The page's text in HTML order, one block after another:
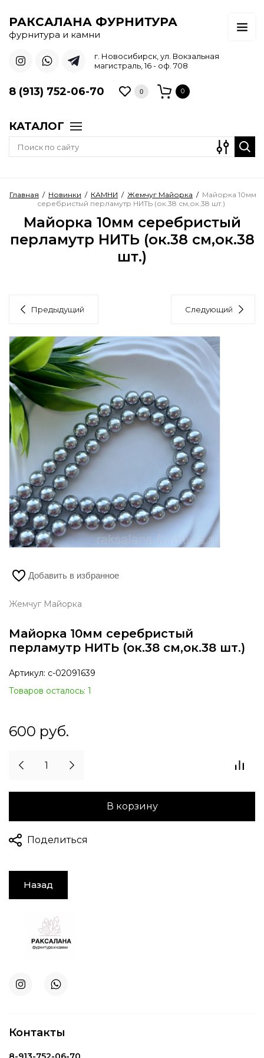
РАКСАЛАНА ФУРНИТУРА
фурнитура и камни
г. Новосибирск, ул. Вокзальная
магистраль, 16 - оф. 708
8 (913) 752-06-70 0 0
КАТАЛОГ
Главная / Новинки / КАМНИ / Жемчуг Майорка / Майорка 10мм
серебристый перламутр НИТЬ (ок.38 см,ок.38 шт.)
Майорка 10мм серебристый
перламутр НИТЬ (ок.38 см,ок.38
шт.)
Предыдущий Следующий
Добавить в избранное
Жемчуг Майорка
Майорка 10мм серебристый
перламутр НИТЬ (ок.38 см,ок.38 шт.)
Артикул: с-02091639
Товаров осталось: 1
600 руб.
В корзину
Поделиться
Назад
Контакты